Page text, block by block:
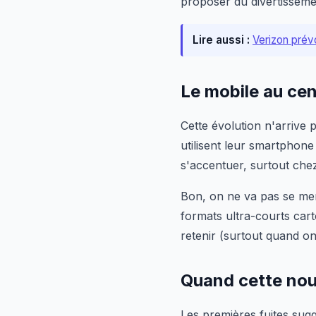
Lire aussi : Verizon
Le mobile au
Cette évolution n'arrive
utilisent leur
s'accentuer, surtout
Bon, on ne va pas se
formats ultra-courts
retenir (surtout quand
Quand cette